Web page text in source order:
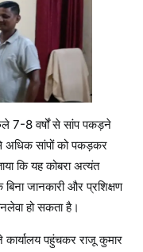
7-8 वर्षों से सांप पकड़ने
सांपों को पकड़कर
कि यह कोबरा अत्यंत
जानकारी और प्रशिक्षण
हो सकता है।
कार्यालय पहुंचकर राजू कुमार